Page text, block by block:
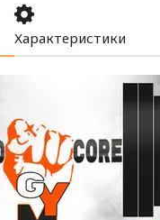
Характеристики